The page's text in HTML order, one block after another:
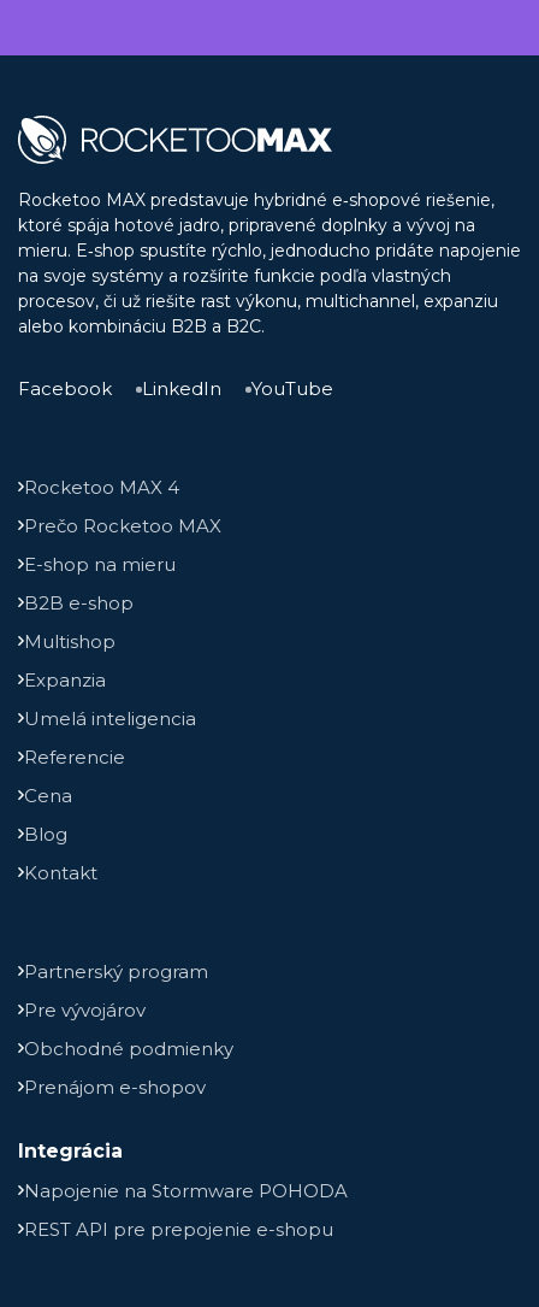
Rocketoo MAX predstavuje hybridné e‑shopové riešenie,
ktoré spája hotové jadro, pripravené doplnky a vývoj na
mieru. E‑shop spustíte rýchlo, jednoducho pridáte napojenie
na svoje systémy a rozšírite funkcie podľa vlastných
procesov, či už riešite rast výkonu, multichannel, expanziu
alebo kombináciu B2B a B2C.
Facebook LinkedIn YouTube
Rocketoo MAX 4
Prečo Rocketoo MAX
E-shop na mieru
B2B e-shop
Multishop
Expanzia
Umelá inteligencia
Referencie
Cena
Blog
Kontakt
Partnerský program
Pre vývojárov
Obchodné podmienky
Prenájom e-shopov
Integrácia
Napojenie na Stormware POHODA
REST API pre prepojenie e-shopu